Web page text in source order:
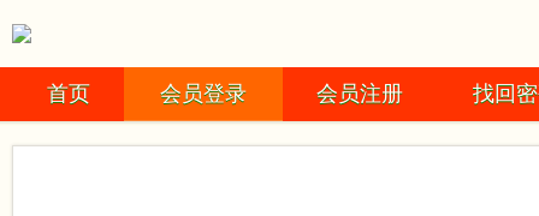
首页 会员登录 会员注册 找回